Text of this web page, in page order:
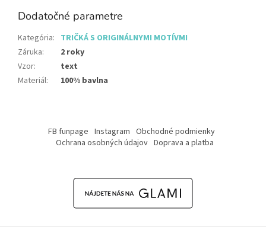
Dodatočné parametre
Kategória: TRIČKÁ S ORIGINÁLNYMI MOTÍVMI
Záruka:
2 roky
Vzor:
text
Materiál: 100% bavlna
FB funpage Instagram Obchodné podmienky
Ochrana osobných údajov Doprava a platba